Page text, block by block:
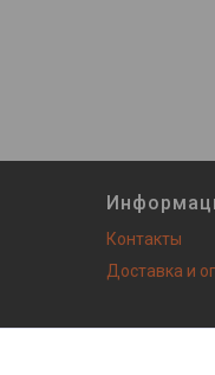
Контакты
Доставка и